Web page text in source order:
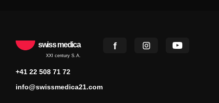
swiss medica
XXI century S.A.
+41 22 508 71 72
info@swissmedica21.com